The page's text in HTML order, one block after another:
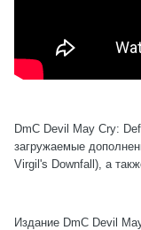
DmC Devil May Cry:
загружаемые
Virgil's Downfall), а
Издание DmC Devil